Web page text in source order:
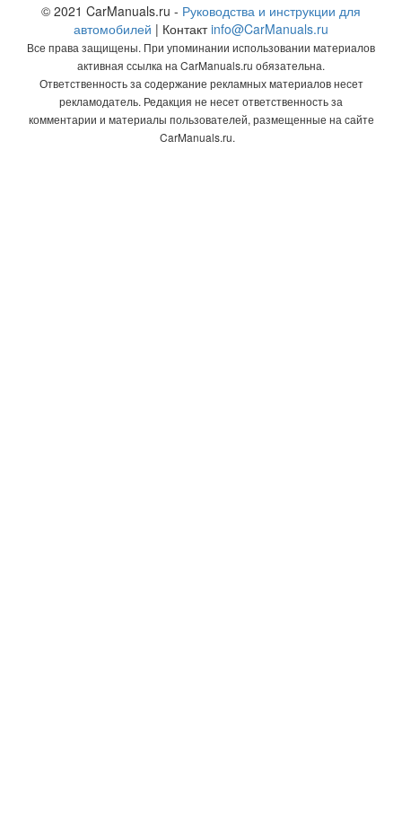
© 2021 CarManuals.ru - Руководства и инструкции для
автомобилей | Контактinfo@CarManuals.ru
Все права защищены. При упоминании использовании материалов
активная ссылка на CarManuals.ru обязательна.
Ответственность за содержание рекламных материалов несет
рекламодатель. Редакция не несет ответственность за
комментарии и материалы пользователей, размещенные на сайте
CarManuals.ru.